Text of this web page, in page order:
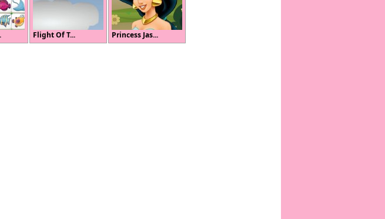
Flight Of T... Princess Jas...